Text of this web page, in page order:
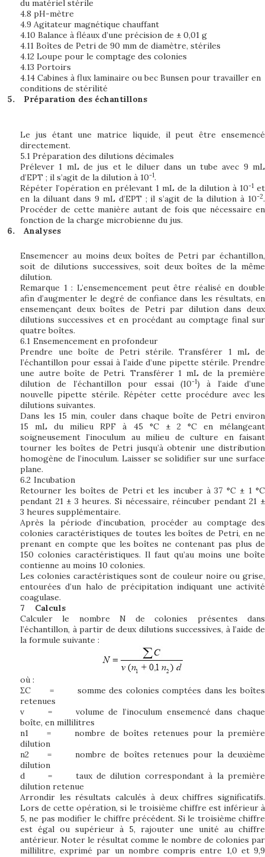
du matériel stérile
4.8 pH-mètre
4.9 Agitateur magnétique chauffant
4.10 Balance à fléaux d’une précision de ± 0,01 g
4.11 Boîtes de Petri de 90 mm de diamètre, stériles
4.12 Loupe pour le comptage des colonies
4.13 Portoirs
4.14 Cabines à flux laminaire ou bec Bunsen pour travailler en
conditions de stérilité
Préparation des échantillons
Le jus étant une matrice liquide, il peut être ensemencé
directement.
5.1 Préparation des dilutions décimales
Prélever 1 mL de jus et le diluer dans un tube avec 9 mL
d’EPT ; il s’agit de la dilution à 10-1.
Répéter l’opération en prélevant 1 mL de la dilution à 10-1 et
en la diluant dans 9 mL d’EPT ; il s’agit de la dilution à 10-2.
Procéder de cette manière autant de fois que nécessaire en
fonction de la charge microbienne du jus.
Analyses
Ensemencer au moins deux boîtes de Petri par échantillon,
soit de dilutions successives, soit deux boîtes de la même
dilution.
Remarque 1 : L’ensemencement peut être réalisé en double
afin d’augmenter le degré de confiance dans les résultats, en
ensemençant deux boîtes de Petri par dilution dans deux
dilutions successives et en procédant au comptage final sur
quatre boîtes.
6.1 Ensemencement en profondeur
Prendre une boîte de Petri stérile. Transférer 1 mL de
l’échantillon pour essai à l’aide d’une pipette stérile. Prendre
une autre boîte de Petri. Transférer 1 mL de la première
dilution de l’échantillon pour essai (10-1) à l’aide d’une
nouvelle pipette stérile. Répéter cette procédure avec les
dilutions suivantes.
Dans les 15 min, couler dans chaque boîte de Petri environ
15 mL du milieu RPF à 45 °C ± 2 °C en mélangeant
soigneusement l’inoculum au milieu de culture en faisant
tourner les boîtes de Petri jusqu’à obtenir une distribution
homogène de l’inoculum. Laisser se solidifier sur une surface
plane.
6.2 Incubation
Retourner les boîtes de Petri et les incuber à 37 °C ± 1 °C
pendant 21 ± 3 heures. Si nécessaire, réincuber pendant 21 ±
3 heures supplémentaire.
Après la période d’incubation, procéder au comptage des
colonies caractéristiques de toutes les boîtes de Petri, en ne
prenant en compte que les boîtes ne contenant pas plus de
150 colonies caractéristiques. Il faut qu’au moins une boîte
contienne au moins 10 colonies.
Les colonies caractéristiques sont de couleur noire ou grise,
entourées d’un halo de précipitation indiquant une activité
coagulase.
7
Calculs
Calculer le nombre N de colonies présentes dans
l’échantillon, à partir de deux dilutions successives, à l’aide de
la formule suivante :
où :
ΣC
=
somme des colonies comptées dans les boîtes
retenues
v
=
volume de l’inoculum ensemencé dans chaque
boîte, en millilitres
n1
=
nombre de boîtes retenues pour la première
dilution
n2
=
nombre de boîtes retenues pour la deuxième
dilution
d
=
taux de dilution correspondant à la première
dilution retenue
Arrondir les résultats calculés à deux chiffres significatifs.
Lors de cette opération, si le troisième chiffre est inférieur à
5, ne pas modifier le chiffre précédent. Si le troisième chiffre
est égal ou supérieur à 5, rajouter une unité au chiffre
antérieur. Noter le résultat comme le nombre de colonies par
millilitre, exprimé par un nombre compris entre 1,0 et 9,9